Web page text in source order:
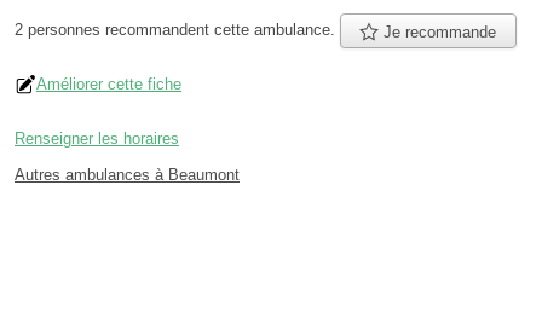
2 personnes recommandent cette ambulance. Je recommande
Améliorer cette fiche
Renseigner les horaires
Autres ambulances à Beaumont